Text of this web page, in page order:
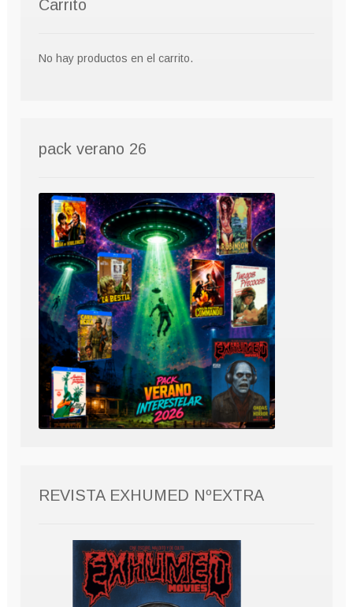
Carrito
No hay productos en el carrito.
pack verano 26
REVISTA EXHUMED NºEXTRA